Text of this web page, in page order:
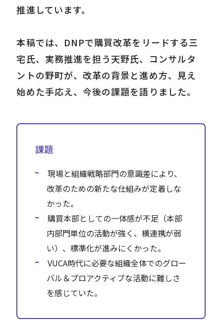
推進しています。
本稿では、DNPで購買改革をリードする三
宅氏、実務推進を担う天野氏、コンサルタ
ントの野町が、改革の背景と進め方、見え
始めた手応え、今後の課題を語りました。
課題
現場と組織戦略部門の意識差により、
改革のための新たな仕組みが定着しな
かった。
購買本部としての一体感が不足（本部
内部門単位の活動が強く、横連携が弱
い）、標準化が進みにくかった。
VUCA時代に必要な組織全体でのグロー
バル＆プロアクティブな活動に難しさ
を感じていた。